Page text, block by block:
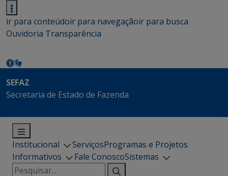
ir para conteúdoir para navegaçãoir para busca
Ouvidoria Transparência
SEFAZ
Secretaria de Estado de Fazenda
Institucional ServiçosProgramas e Projetos
Informativos
Fale ConoscoSistemas
Pesquisar